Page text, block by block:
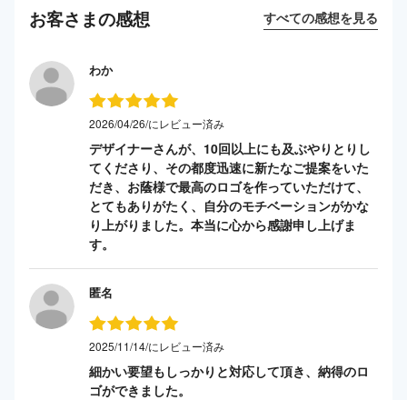
お客さまの感想 すべての感想を見る
わか
2026/04/26/にレビュー済み
デザイナーさんが、10回以上にも及ぶやりとりし
てくださり、その都度迅速に新たなご提案をいた
だき、お蔭様で最高のロゴを作っていただけて、
とてもありがたく、自分のモチベーションがかな
り上がりました。本当に心から感謝申し上げま
す。
匿名
2025/11/14/にレビュー済み
細かい要望もしっかりと対応して頂き、納得のロ
ゴができました。